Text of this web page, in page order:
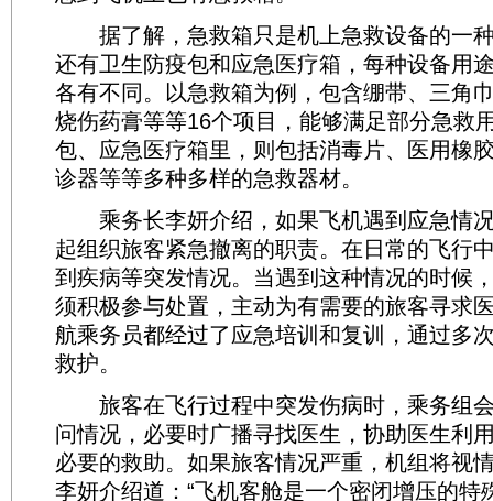
据了解，急救箱只是机上急救设备的一
还有卫生防疫包和应急医疗箱，每种设备用
各有不同。以急救箱为例，包含绷带、三角
烧伤药膏等等16个项目，能够满足部分急救
包、应急医疗箱里，则包括消毒片、医用橡
诊器等等多种多样的急救器材。
乘务长李妍介绍，如果飞机遇到应急情
起组织旅客紧急撤离的职责。在日常的飞行
到疾病等突发情况。当遇到这种情况的时候
须积极参与处置，主动为有需要的旅客寻求
航乘务员都经过了应急培训和复训，通过多
救护。
旅客在飞行过程中突发伤病时，乘务组
问情况，必要时广播寻找医生，协助医生利
必要的救助。如果旅客情况严重，机组将视
李妍介绍道：“飞机客舱是一个密闭增压的特